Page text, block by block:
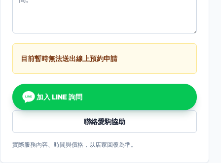
目前暫時無法送出線上預約申請
LINE 加入 LINE 詢問
聯絡愛駒協助
實際服務內容、時間與價格，以店家回覆為準。